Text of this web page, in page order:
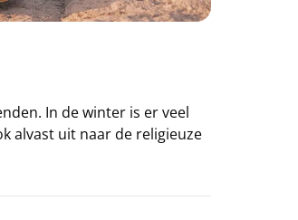
In de winter is er veel
alvast uit naar de religieuze